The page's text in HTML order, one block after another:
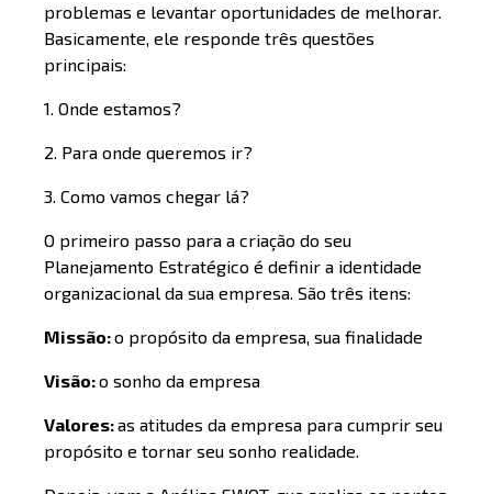
problemas e levantar oportunidades de melhorar.
Basicamente, ele responde três questões
principais:
1. Onde estamos?
2. Para onde queremos ir?
3. Como vamos chegar lá?
O primeiro passo para a criação do seu
Planejamento Estratégico é definir a identidade
organizacional da sua empresa. São três itens:
Missão:o propósito da empresa, sua finalidade
Visão:o sonho da empresa
Valores:as atitudes da empresa para cumprir seu
propósito e tornar seu sonho realidade.